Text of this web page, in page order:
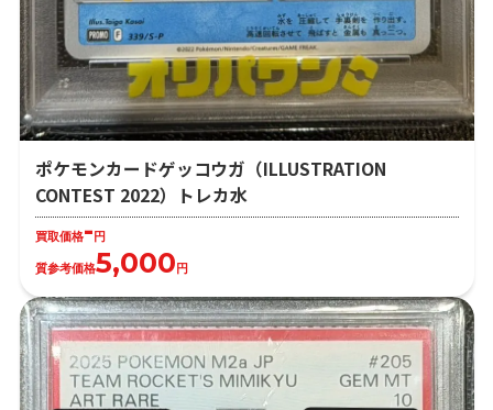
ポケモンカードゲッコウガ（ILLUSTRATION
CONTEST 2022）トレカ水
買取価格-円
質参考価格5,000円